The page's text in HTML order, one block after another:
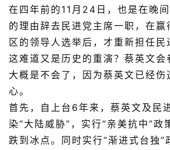
在四年前的11月24日，也是在晚
的理由辞去民进党主席一职，在
区的领导人选举后，才重新担任民
这难道又是历史的重演？蔡英文会
大概是不会了，因为蔡英文已经伤
心。
首先，自上台6年来，蔡英文及民
染“大陆威胁”，实行“亲美抗中”政
跌到冰点。同时实行“渐进式台独”